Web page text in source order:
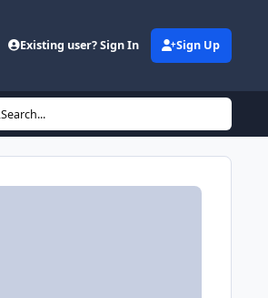
Existing user? Sign In Sign Up
Search...